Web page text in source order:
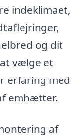
indeklimaet,
og dit
vælge et
erfaring med
emhætter.
af